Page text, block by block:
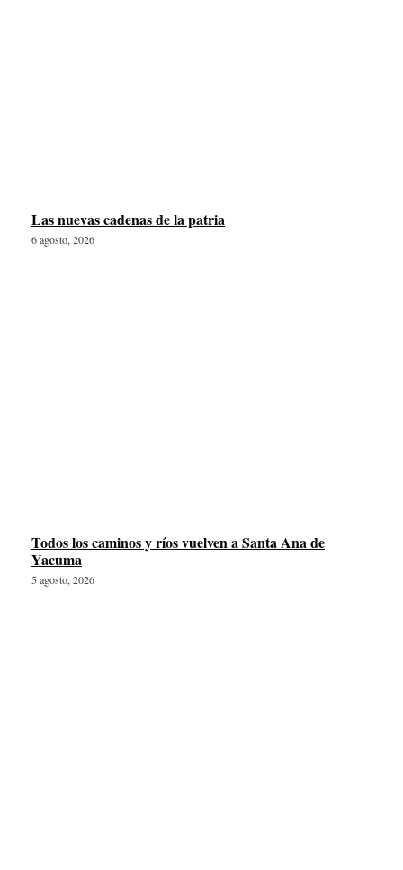
Las nuevas cadenas de la patria
6 agosto, 2026
Todos los caminos y ríos vuelven a Santa Ana de
Yacuma
5 agosto, 2026